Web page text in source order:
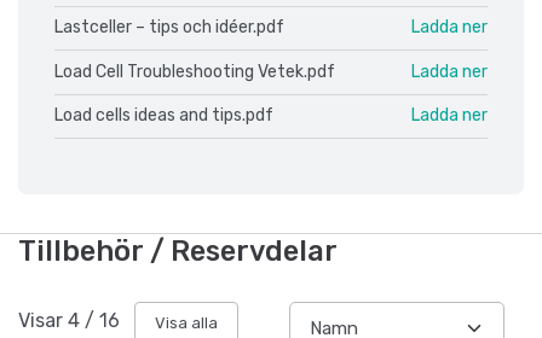
Lastceller – tips och idéer.pdf Ladda ner
Load Cell Troubleshooting Vetek.pdf Ladda ner
Load cells ideas and tips.pdf Ladda ner
Tillbehör / Reservdelar
Visar 4 / 16 Visa alla